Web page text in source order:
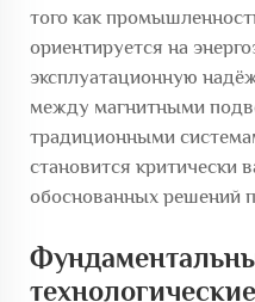
того как
ориентируется на
эксплуатационную
между магнитными
традиционными
становится критически
обоснованных решений